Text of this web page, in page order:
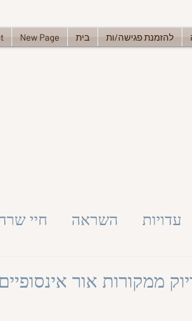
New Page בית להזמנת פגישה/ות
עדויות השראה חיי
ממקורות אור